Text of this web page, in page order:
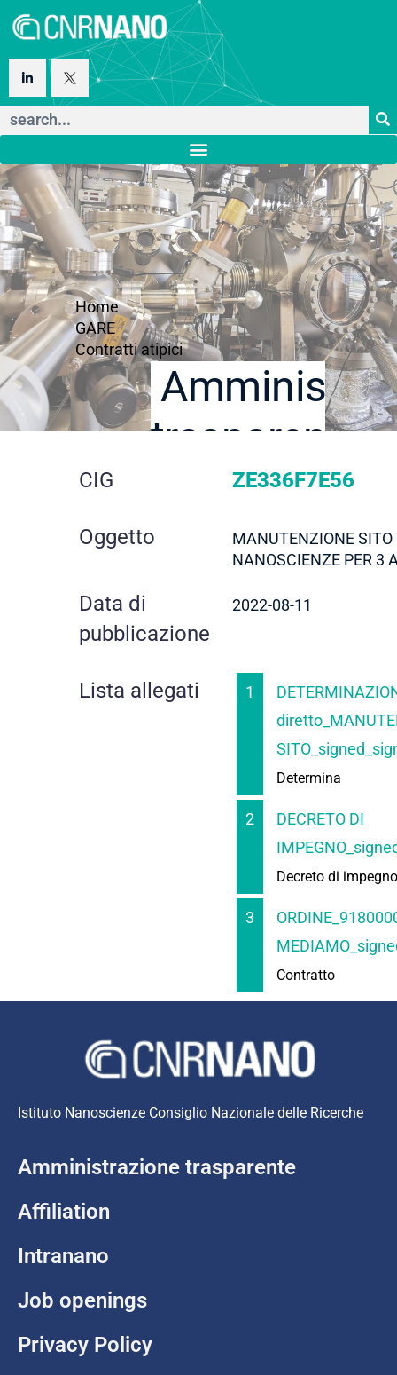
Home
GARE
Contratti atipici
trasparente
dettaglio
gara
CIG ZE336F7E56
Oggetto
MANUTENZIONE SITO
NANOSCIENZE PER 3
Data di
pubblicazione
2022-08-11
Lista allegati 1
Determina
2
DECRETO DI
Decreto di impegno
3
Contratto
Istituto Nanoscienze Consiglio Nazionale delle Ricerche
Amministrazione trasparente
Affiliation
Intranano
Job openings
Privacy Policy